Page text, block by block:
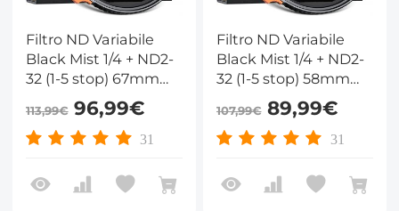
Filtro ND Variabile
Black Mist 1/4 + ND2-
32 (1-5 stop) 67mm
con pellicola verde
antiriflesso a 28 Strati
Rivestimento su
leva,Nano-Xcel
113,99€96,99€
31
Filtro ND Variabile
Black Mist 1/4 + ND2-
32 (1-5 stop) 58mm
con pellicola verde
antiriflesso a 28 Strati
Rivestimento su
leva,Nano-Xcel
107,99€89,99€
31